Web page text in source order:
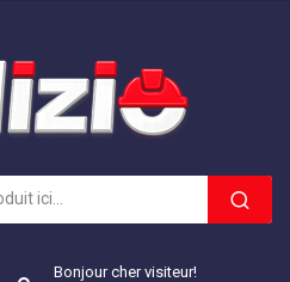
Bonjour cher visiteur!